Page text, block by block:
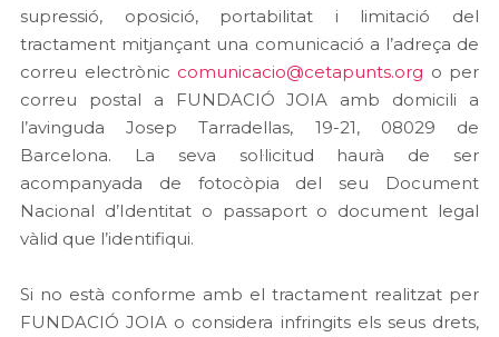
supressió, oposició, portabilitat i limitació del
tractament mitjançant una comunicació a l’adreça de
correu electrònic comunicacio@cetapunts.org o per
correu postal a FUNDACIÓ JOIA amb domicili a
l’avinguda Josep Tarradellas, 19-21, 08029 de
Barcelona. La seva sol·licitud haurà de ser
acompanyada de fotocòpia del seu Document
Nacional d’Identitat o passaport o document legal
vàlid que l’identifiqui.
Si no està conforme amb el tractament realitzat per
FUNDACIÓ JOIA o considera infringits els seus drets,